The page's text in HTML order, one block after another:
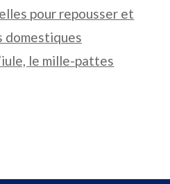
pour repousser et
domestiques
le mille-pattes